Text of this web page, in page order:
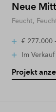
Neue
Feucht,
€ 277.000
Im Verkauf
Projekt